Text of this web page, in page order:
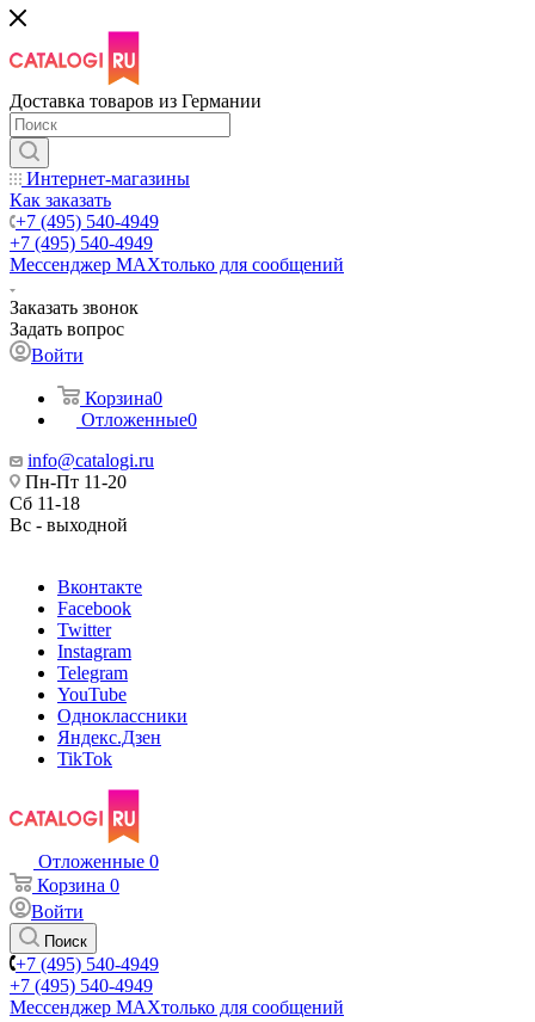
Доставка товаров из Германии
Интернет-магазины
Как заказать
+7 (495) 540-4949
+7 (495) 540-4949
Мессенджер МАХтолько для сообщений
Заказать звонок
Задать вопрос
Войти
Корзина0
Отложенные0
info@catalogi.ru
Пн-Пт 11-20
Сб 11-18
Вс - выходной
Вконтакте
Facebook
Twitter
Instagram
Telegram
YouTube
Одноклассники
Яндекс.Дзен
TikTok
Отложенные 0
Корзина 0
Войти
Поиск
+7 (495) 540-4949
+7 (495) 540-4949
Мессенджер МАХтолько для сообщений